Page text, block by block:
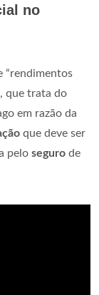
no
“rendimentos
que trata do
em razão da
que deve ser
pelo seguro de